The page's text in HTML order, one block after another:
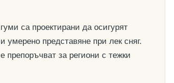
са проектирани да осигурят
представяне при лек сняг.
препоръчват за региони с тежки